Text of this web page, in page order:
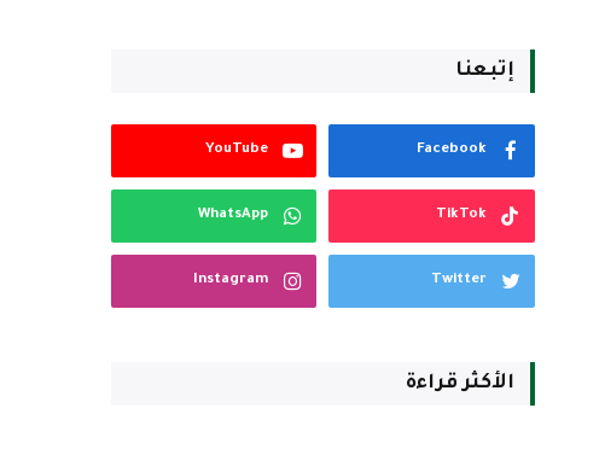
إتبعنا
Facebook
YouTube
TikTok
WhatsApp
Twitter
Instagram
الأكثر قراءة